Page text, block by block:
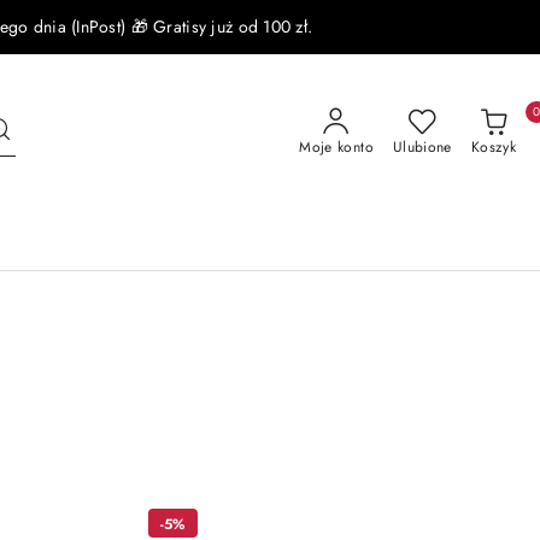
dnia (InPost) 🎁 Gratisy już od 100 zł.
Moje konto Ulubione Koszyk
0
-5%